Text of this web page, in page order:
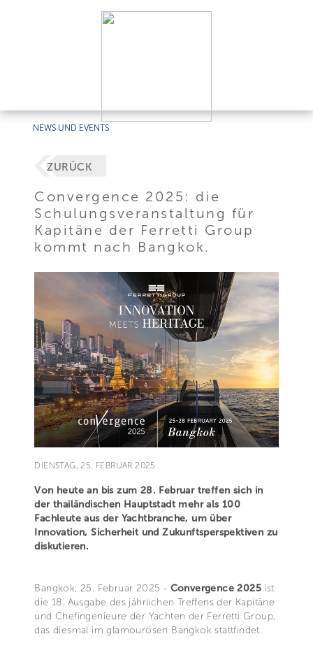
NEWS UND EVENTS
ZURÜCK
Convergence 2025: die
Schulungsveranstaltung für
Kapitäne der Ferretti Group
kommt nach Bangkok.
DIENSTAG, 25. FEBRUAR 2025
Von heute an bis zum 28. Februar treffen sich in
der thailändischen Hauptstadt mehr als 100
Fachleute aus der Yachtbranche, um über
Innovation, Sicherheit und Zukunftsperspektiven zu
diskutieren.
Bangkok, 25. Februar 2025 - Convergence 2025ist
die 18. Ausgabe des jährlichen Treffens der Kapitäne
und Chefingenieure der Yachten der Ferretti Group,
das diesmal im glamourösen Bangkok stattfindet.